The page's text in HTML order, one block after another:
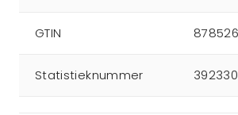
GTIN
Statistieknummer